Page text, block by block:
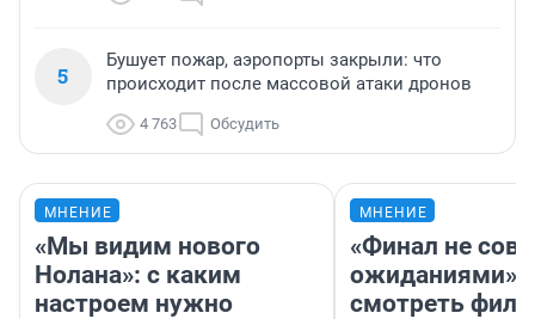
5
Бушует пожар, аэропорты закрыли: что
происходит после массовой атаки дронов
4 763 Обсудить
МНЕНИЕ
«Мы видим нового
Нолана»: с каким
настроем нужно
МНЕНИЕ
«Финал не
ожиданиями»:
смотреть